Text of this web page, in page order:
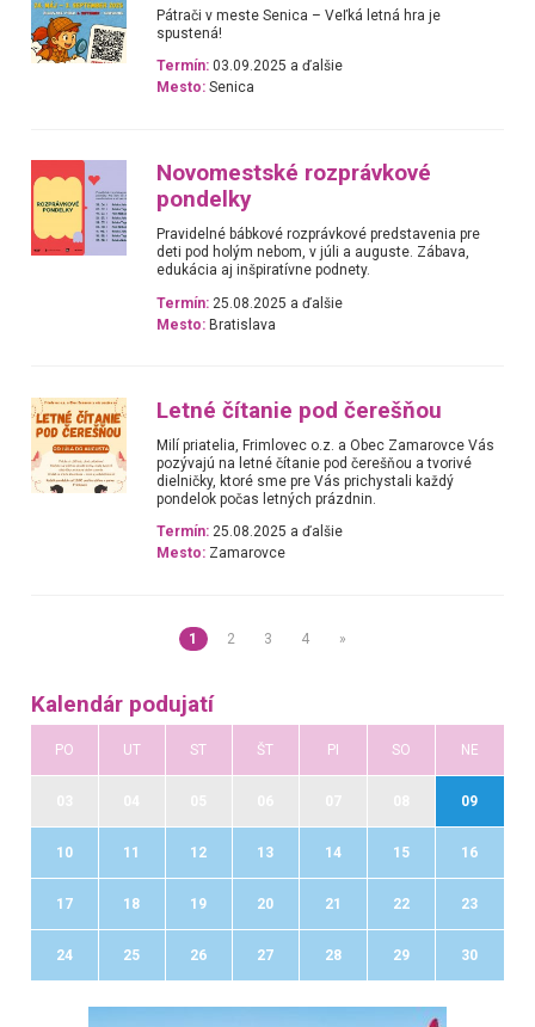
Pátrači v meste Senica – Veľká letná hra je
spustená!
Termín: 03.09.2025 a ďalšie
Mesto: Senica
Novomestské rozprávkové
pondelky
Pravidelné bábkové rozprávkové predstavenia pre
deti pod holým nebom, v júli a auguste. Zábava,
edukácia aj inšpiratívne podnety.
Termín: 25.08.2025 a ďalšie
Mesto: Bratislava
Letné čítanie pod čerešňou
Milí priatelia, Frimlovec o.z. a Obec Zamarovce Vás
pozývajú na letné čítanie pod čerešňou a tvorivé
dielničky, ktoré sme pre Vás prichystali každý
pondelok počas letných prázdnin.
Termín: 25.08.2025 a ďalšie
Mesto: Zamarovce
1 2 3 4 »
Kalendár podujatí
PO UT ST ŠT PI SO NE
09
10 11 12 13 14 15 16
17 18 19 20 21 22 23
24 25 26 27 28 29 30